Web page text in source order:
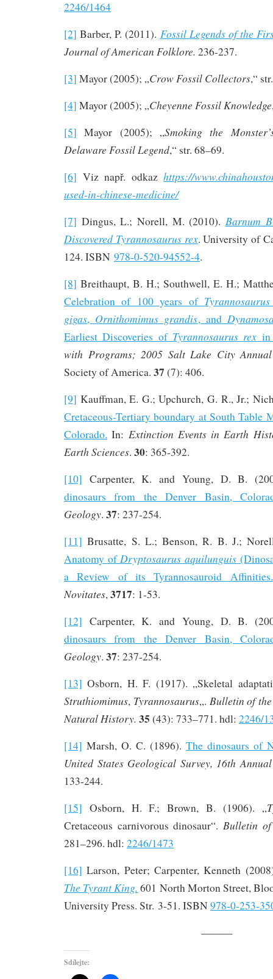
2246/1464
[2] Barber, P. (2011). Fossil Legends of the
Journal of American Folklore. 236-237.
[3] Mayor (2005); „Crow Fossil Collectors,“
[4] Mayor (2005); „Cheyenne Fossil Knowledge
[5] Mayor (2005); „Smoking the
Delaware Fossil Legend,“ str. 68–69.
[6] Viz např. odkazhttps://
used-in-chinese-medicine/
[7] Dingus, L.; Norell, M. (2010). Barnum
Discovered Tyrannosaurus rex. University of
124. ISBN 978-0-520-94552-4.
[8] Breithaupt, B. H.; Southwell, E. H.;
Celebration of 100 years of
gigas, Ornithomimus grandis, and
Earliest Discoveries of Tyrannosaurus rex in
with Programs; 2005 Salt Lake City
Society of America. 37(7): 406.
[9] Kauffman, E. G.; Upchurch, G. R., Jr.;
Cretaceous-Tertiary boundary at South Table
Colorado. In: Extinction Events in Earth
Earth Sciences. 30: 365-392.
[10] Carpenter, K. and Young, D. B.
dinosaurs from the Denver Basin,
Geology. 37: 237-254.
[11] Brusatte, S. L.; Benson, R. B. J.;
Anatomy ofDryptosaurus aquilunguis
a Review of its Tyrannosauroid Affinities.
Novitates,3717: 1-53.
[12] Carpenter, K. and Young, D. B.
dinosaurs from the Denver Basin,
Geology. 37: 237-254.
[13] Osborn, H. F. (1917). „Skeletal
Struthiomimus, Tyrannosaurus„. Bulletin of
Natural History. 35 (43): 733–771. hdl: 2246/
[14] Marsh, O. C. (1896).The dinosaurs of
United States Geological Survey, 16th
133-244.
[15] Osborn, H. F.; Brown, B. (1906). „
Cretaceous carnivorous dinosaur“.Bulletin
281–296. hdl: 2246/1473
[16] Larson, Peter; Carpenter, Kenneth
The Tyrant King. 601 North Morton Street,
University Press. Str. 3-51. ISBN978-0-253-
———
Sdílejte: